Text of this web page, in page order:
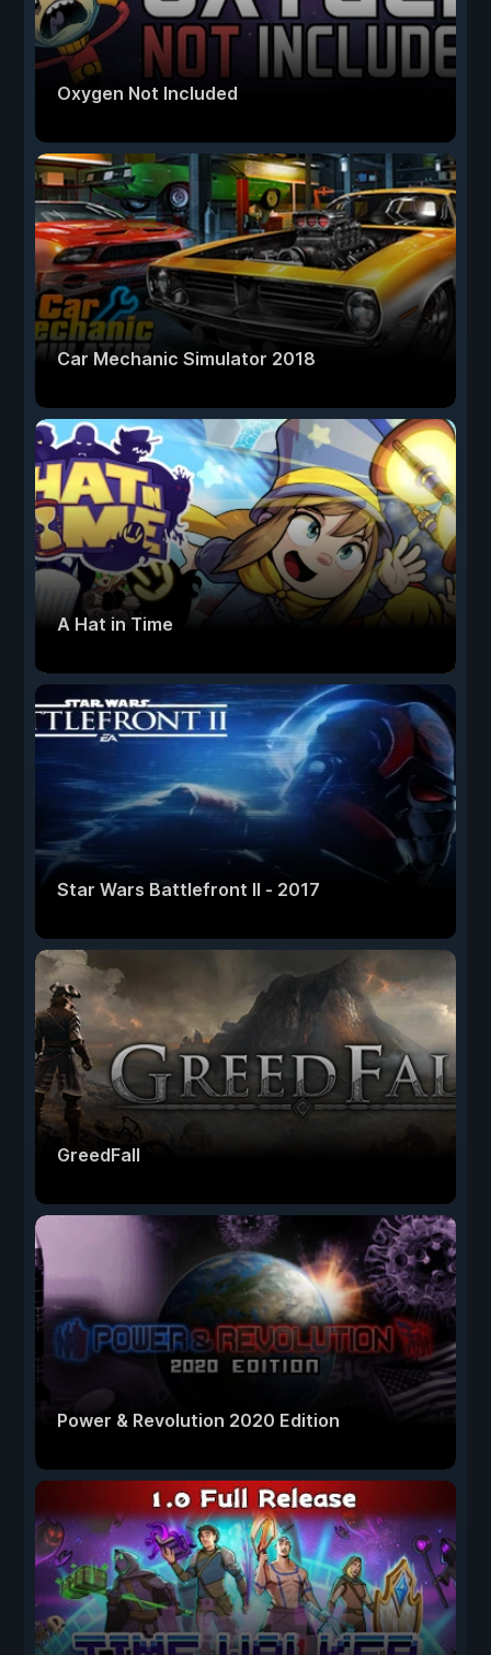
Oxygen Not Included
Car Mechanic Simulator 2018
A Hat in Time
Star Wars Battlefront II - 2017
GreedFall
Power & Revolution 2020 Edition